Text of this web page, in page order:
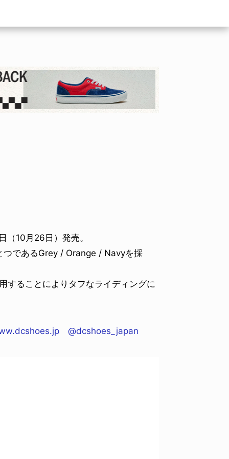
（10月26日）発売。
つであるGrey / Orange / Navyを採
することによりタフなライディングに
@dcshoes_japan